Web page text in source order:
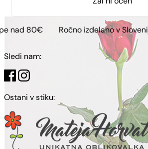
Ročno izdelano v Sloveniji
Sledi nam:
Ostani v stiku: